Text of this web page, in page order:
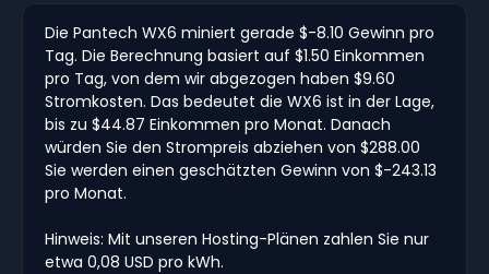
Die Pantech WX6 miniert gerade $-8.10 Gewinn pro
Tag. Die Berechnung basiert auf $1.50 Einkommen
pro Tag, von dem wir abgezogen haben $9.60
Stromkosten. Das bedeutet die WX6 ist in der Lage,
bis zu $44.87 Einkommen pro Monat. Danach
würden Sie den Strompreis abziehen von $288.00
Sie werden einen geschätzten Gewinn von $-243.13
pro Monat.
Hinweis: Mit unseren Hosting-Plänen zahlen Sie nur
etwa 0,08 USD pro kWh.